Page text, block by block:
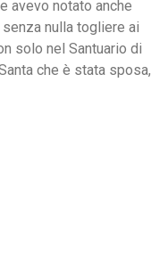
avevo notato anche
nulla togliere ai
solo nel Santuario di
che è stata sposa,